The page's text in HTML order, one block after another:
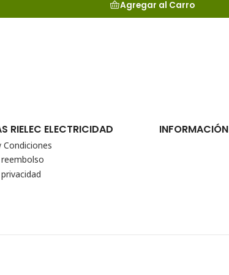
Agregar al Carro
RIELEC ELECTRICIDAD
Condiciones
INFORMACIÓN